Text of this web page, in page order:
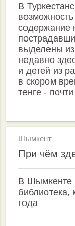
В
содержание
выделены
недавно
и детей из
в скором
тенге -
Шымкент
При чём
В Шымкенте
библиотека,
года